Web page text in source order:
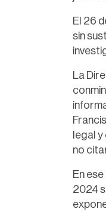
El 26
sin
La
legal
no
En
2024